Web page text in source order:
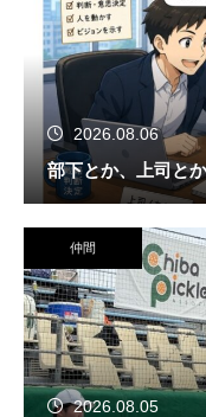
2026.08.06
部下とか、上司と
仲間
2026.08.05